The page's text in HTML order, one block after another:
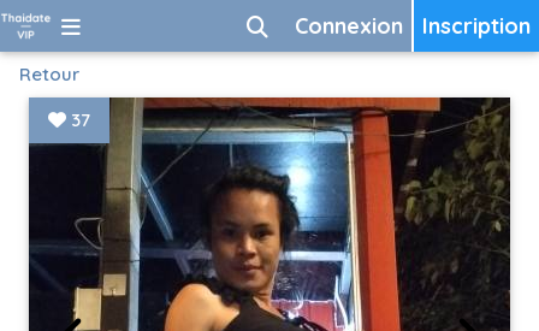
Inscription
Connexion
Retour
37